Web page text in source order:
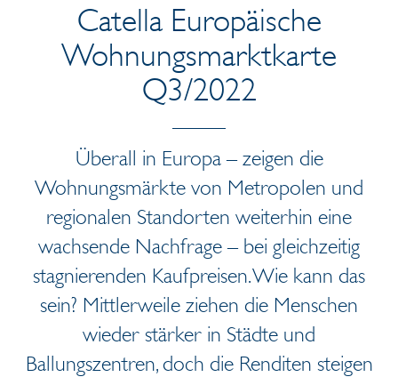
Catella Europäische
Wohnungsmarktkarte
Q3/2022
Überall in Europa – zeigen die
Wohnungsmärkte von Metropolen und
regionalen Standorten weiterhin eine
wachsende Nachfrage – bei gleichzeitig
stagnierenden Kaufpreisen. Wie kann das
sein? Mittlerweile ziehen die Menschen
wieder stärker in Städte und
Ballungszentren, doch die Renditen steigen